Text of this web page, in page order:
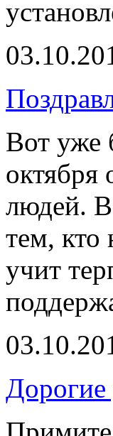
Вот уже
людей. В
тем, кто
учит
Дорогие